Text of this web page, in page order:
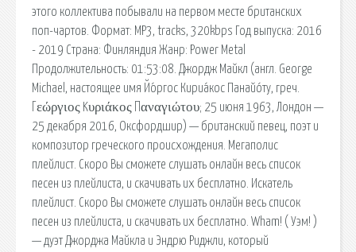
этого коллектива побывали на первом месте британских
поп-чартов. Формат: MP3, tracks, 320kbps Год выпуска: 2016
- 2019 Страна: Финляндия Жанр: Power Metal
Продолжительность: 01:53:08. Джордж Майкл (англ. George
Michael, настоящее имя Йо́ргос Кириа́кос Панайо́ту, греч.
Γεώργιος Kυριάκος Παναγιώτου; 25 июня 1963, Лондон —
25 декабря 2016, Оксфордшир) — британский певец, поэт и
композитор греческого происхождения. Мегаполис
плейлист. Скоро Вы сможете слушать онлайн весь список
песен из плейлиста, и скачивать их бесплатно. Искатель
плейлист. Скоро Вы сможете слушать онлайн весь список
песен из плейлиста, и скачивать их бесплатно. Wham! ( Уэм! )
— дуэт Джорджа Майкла и Эндрю Риджли, который